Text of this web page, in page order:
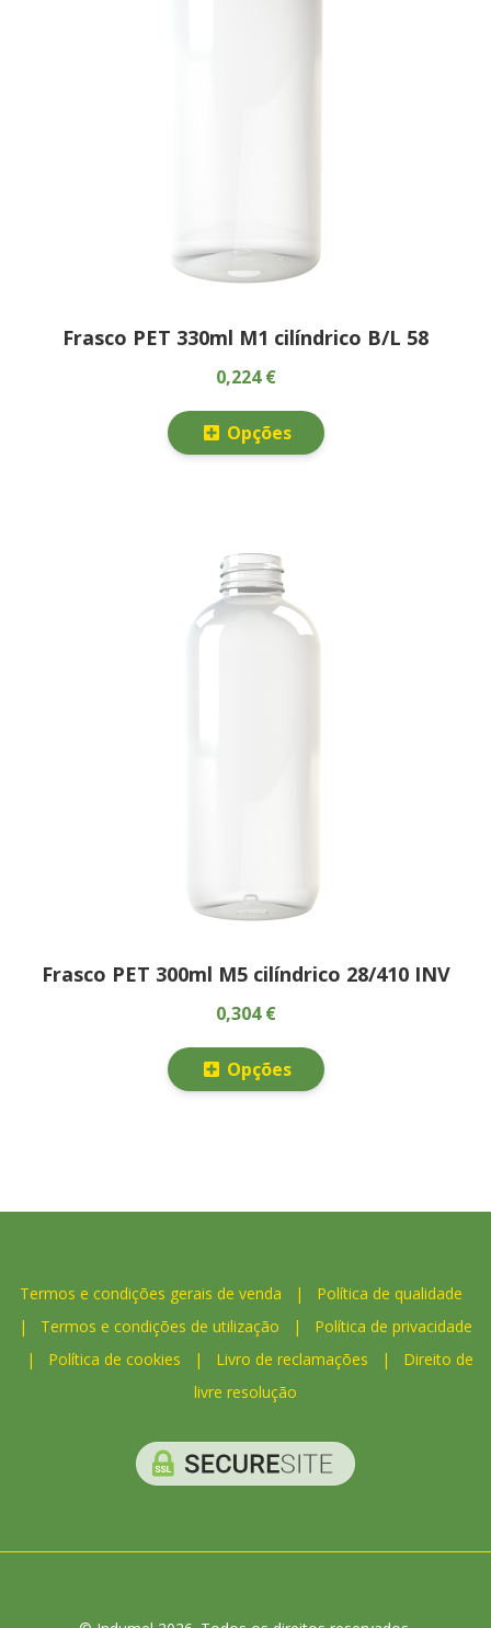
Frasco PET 330ml M1 cilíndrico B/L 58
0,224 €
Opções
Frasco PET 300ml M5 cilíndrico 28/410 INV
0,304 €
Opções
Termos e condições gerais de venda | Política de qualidade
| Termos e condições de utilização | Política de privacidade
| Política de cookies | Livro de reclamações | Direito de
livre resolução